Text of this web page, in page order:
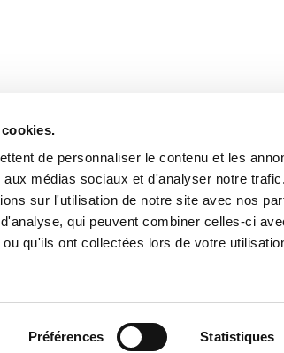
de personnaliser le contenu et les
médias sociaux et d'analyser notre
sur l'utilisation de notre site avec nos
qui peuvent combiner celles-ci
qu'ils ont collectées lors de votre
Préférences Statistiques